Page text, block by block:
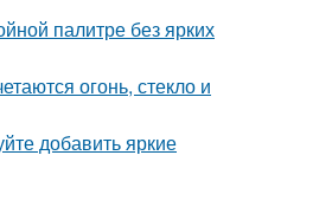
палитре без ярких
огонь, стекло и
добавить яркие